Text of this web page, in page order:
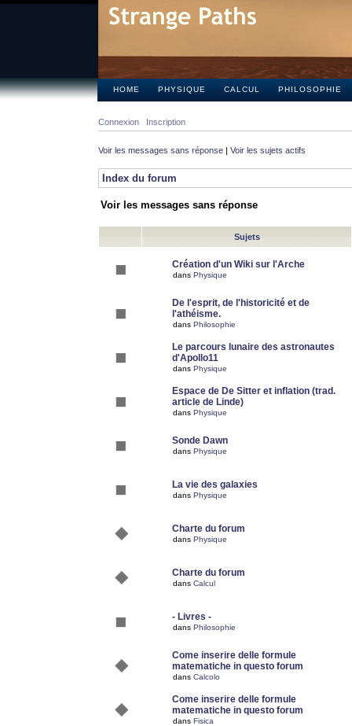
HOME PHYSIQUE CALCUL PHILOSOPHIE
Connexion Inscription
Voir les messages sans réponse | Voir les sujets actifs
Index du forum
Voir les messages sans réponse
Sujets
Création d'un Wiki sur l'Arche
dans Physique
De l'esprit, de l'historicité et de
l'athéisme.
dans Philosophie
Le parcours lunaire des astronautes
d'Apollo11
dans Physique
Espace de De Sitter et inflation (trad.
article de Linde)
dans Physique
Sonde Dawn
dans Physique
La vie des galaxies
dans Physique
Charte du forum
dans Physique
Charte du forum
dans Calcul
- Livres -
dans Philosophie
Come inserire delle formule
matematiche in questo forum
dans Calcolo
Come inserire delle formule
matematiche in questo forum
dans Fisica